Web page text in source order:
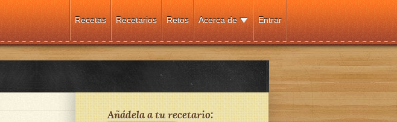
Entrar
Acerca de
Retos
Recetarios
Recetas
Añádela a tu recetario: